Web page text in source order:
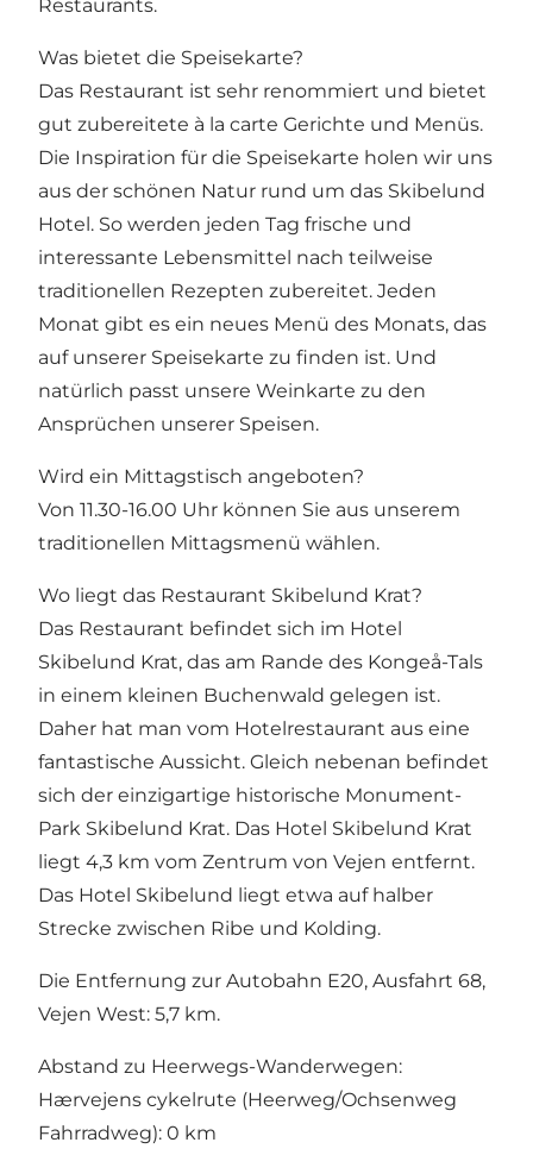
Restaurants.
Was bietet die Speisekarte?
Das Restaurant ist sehr renommiert und bietet
gut zubereitete à la carte Gerichte und Menüs.
Die Inspiration für die Speisekarte holen wir uns
aus der schönen Natur rund um das Skibelund
Hotel. So werden jeden Tag frische und
interessante Lebensmittel nach teilweise
traditionellen Rezepten zubereitet. Jeden
Monat gibt es ein neues Menü des Monats, das
auf unserer Speisekarte zu finden ist. Und
natürlich passt unsere Weinkarte zu den
Ansprüchen unserer Speisen.
Wird ein Mittagstisch angeboten?
Von 11.30-16.00 Uhr können Sie aus unserem
traditionellen Mittagsmenü wählen.
Wo liegt das Restaurant Skibelund Krat?
Das Restaurant befindet sich im Hotel
Skibelund Krat, das am Rande des Kongeå-Tals
in einem kleinen Buchenwald gelegen ist.
Daher hat man vom Hotelrestaurant aus eine
fantastische Aussicht. Gleich nebenan befindet
sich der einzigartige historische Monument-
Park Skibelund Krat. Das Hotel Skibelund Krat
liegt 4,3 km vom Zentrum von Vejen entfernt.
Das Hotel Skibelund liegt etwa auf halber
Strecke zwischen Ribe und Kolding.
Die Entfernung zur Autobahn E20, Ausfahrt 68,
Vejen West: 5,7 km.
Abstand zu Heerwegs-Wanderwegen:
Hærvejens cykelrute (Heerweg/Ochsenweg
Fahrradweg): 0 km